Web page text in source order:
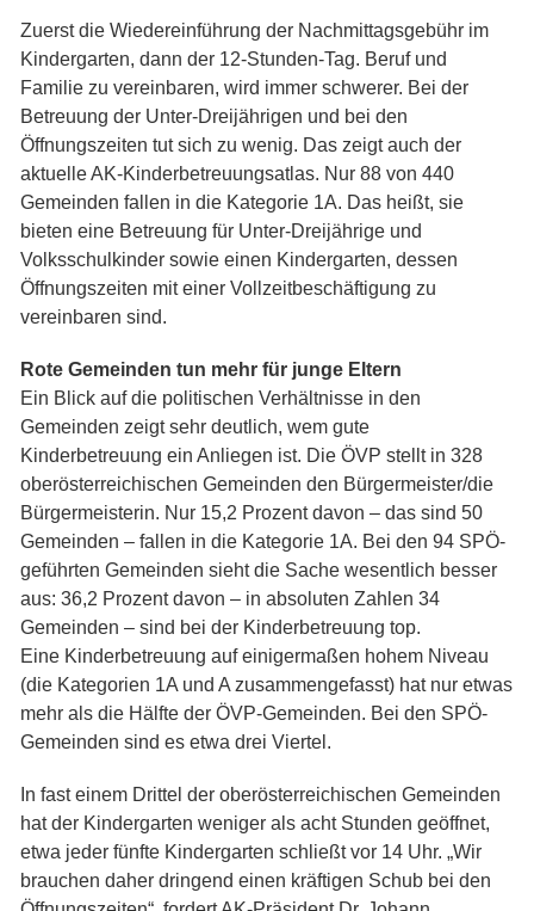
Zuerst die Wiedereinführung der Nachmittagsgebühr im
Kindergarten, dann der 12-Stunden-Tag. Beruf und
Familie zu vereinbaren, wird immer schwerer. Bei der
Betreuung der Unter-Dreijährigen und bei den
Öffnungszeiten tut sich zu wenig. Das zeigt auch der
aktuelle AK-Kinderbetreuungsatlas. Nur 88 von 440
Gemeinden fallen in die Kategorie 1A. Das heißt, sie
bieten eine Betreuung für Unter-Dreijährige und
Volksschulkinder sowie einen Kindergarten, dessen
Öffnungszeiten mit einer Vollzeitbeschäftigung zu
vereinbaren sind.
Rote Gemeinden tun mehr für junge Eltern
Ein Blick auf die politischen Verhältnisse in den
Gemeinden zeigt sehr deutlich, wem gute
Kinderbetreuung ein Anliegen ist. Die ÖVP stellt in 328
oberösterreichischen Gemeinden den Bürgermeister/die
Bürgermeisterin. Nur 15,2 Prozent davon – das sind 50
Gemeinden – fallen in die Kategorie 1A. Bei den 94 SPÖ-
geführten Gemeinden sieht die Sache wesentlich besser
aus: 36,2 Prozent davon – in absoluten Zahlen 34
Gemeinden – sind bei der Kinderbetreuung top.
Eine Kinderbetreuung auf einigermaßen hohem Niveau
(die Kategorien 1A und A zusammengefasst) hat nur etwas
mehr als die Hälfte der ÖVP-Gemeinden. Bei den SPÖ-
Gemeinden sind es etwa drei Viertel.
In fast einem Drittel der oberösterreichischen Gemeinden
hat der Kindergarten weniger als acht Stunden geöffnet,
etwa jeder fünfte Kindergarten schließt vor 14 Uhr. „Wir
brauchen daher dringend einen kräftigen Schub bei den